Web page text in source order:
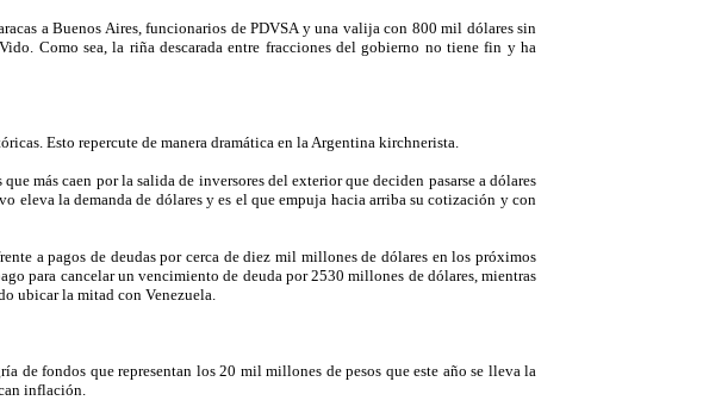
a Buenos Aires, funcionarios de PDVSA y una valija con 800 mil dólares sin
Como sea, la riña descarada entre fracciones del gobierno no tiene fin y ha
Esto repercute de manera dramática en la Argentina kirchnerista.
más caen por la salida de inversores del exterior que deciden pasarse a dólares
eleva la demanda de dólares y es el que empuja hacia arriba su cotización y con
a pagos de deudas por cerca de diez mil millones de dólares en los próximos
para cancelar un vencimiento de deuda por 2530 millones de dólares, mientras
ubicar la mitad con Venezuela.
de fondos que representan los 20 mil millones de pesos que este año se lleva la
inflación.